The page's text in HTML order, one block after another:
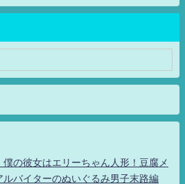
の彼女はエリーちゃん人形！豆腐メ
ルバイターのぬいぐるみ男子末路編